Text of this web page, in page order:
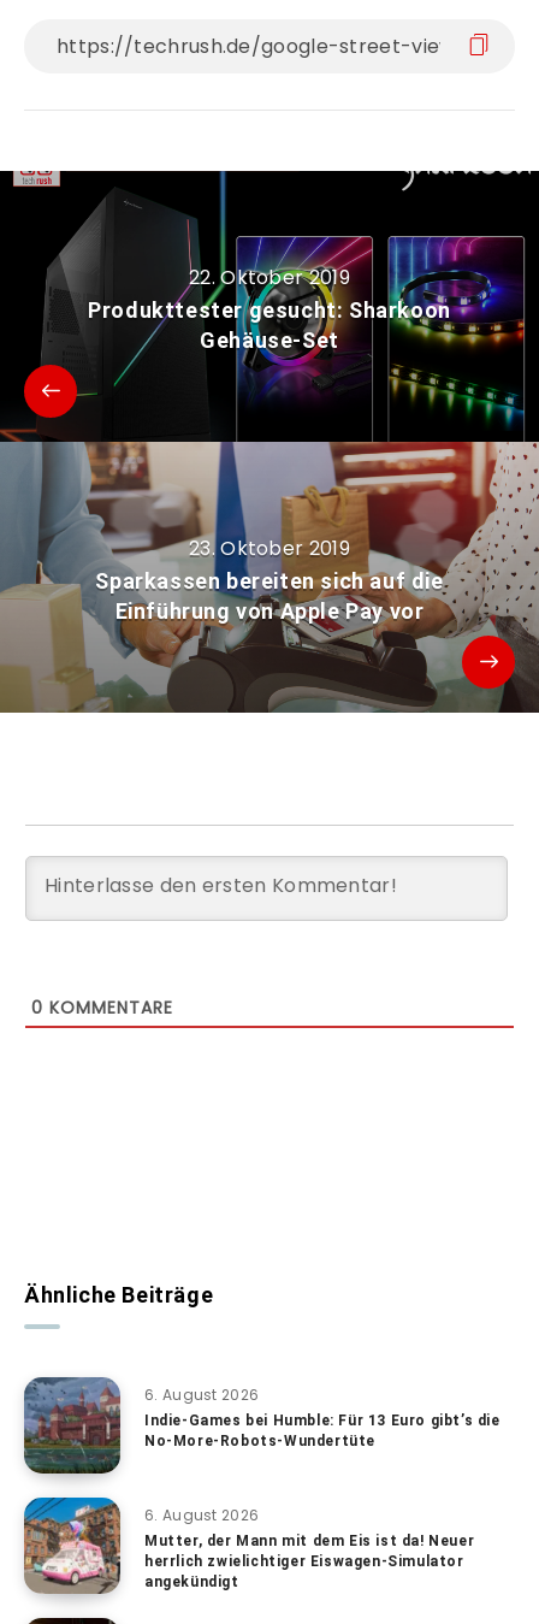
22. Oktober 2019
Produkttester gesucht: Sharkoon
Gehäuse-Set
23. Oktober 2019
Sparkassen bereiten sich auf die
Einführung von Apple Pay vor
0 KOMMENTARE
Ähnliche Beiträge
6. August 2026
Indie-Games bei Humble: Für 13 Euro gibt’s die
No-More-Robots-Wundertüte
6. August 2026
Mutter, der Mann mit dem Eis ist da! Neuer
herrlich zwielichtiger Eiswagen-Simulator
angekündigt